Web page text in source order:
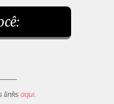
linksaqui.